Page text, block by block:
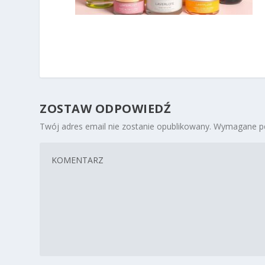
ZOSTAW ODPOWIEDŹ
Twój adres email nie zostanie opublikowany. Wymagane